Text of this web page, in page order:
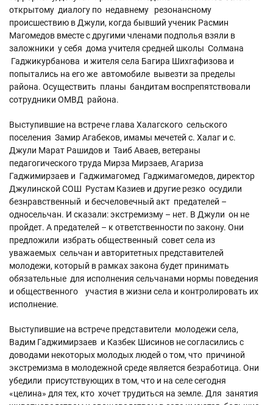
открытому диалогу по недавнему резонансному
происшествию в Джули, когда бывший ученик Расмин
Магомедов вместе с другими членами подполья взяли в
заложники у себя дома учителя средней школы Солмана
Гаджикурбанова и жителя села Багира Шихгафизова и
попытались на его же автомобиле вывезти за пределы
района. Осуществить планы бандитам воспрепятствовали
сотрудники ОМВД района.
Выступившие на встрече глава Халагского сельского
поселения Замир Агабеков, имамы мечетей с. Халаг и с.
Джули Марат Рашидов и Таиб Аваев, ветераны
педагогического труда Мирза Мирзаев, Агариза
Гаджимирзаев и Гаджимагомед Гаджимагомедов, директор
Джулинской СОШ Рустам Казиев и другие резко осудили
безнравственный и бесчеловечный акт предателей –
односельчан. И сказали: экстремизму – нет. В Джули он не
пройдет. А предателей – к ответственности по закону. Они
предложили избрать общественный совет села из
уважаемых сельчан и авторитетных представителей
молодежи, который в рамках закона будет принимать
обязательные для исполнения сельчанами нормы поведения
и общественного участия в жизни села и контролировать их
исполнение.
Выступившие на встрече представители молодежи села,
Вадим Гаджимирзаев и Казбек Шисинов не согласились с
доводами некоторых молодых людей о том, что причиной
экстремизма в молодежной среде является безработица. Они
убедили присутствующих в том, что и на селе сегодня
«целина» для тех, кто хочет трудиться на земле. Для занятия